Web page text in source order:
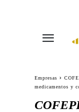
Empresas
medicamentos y